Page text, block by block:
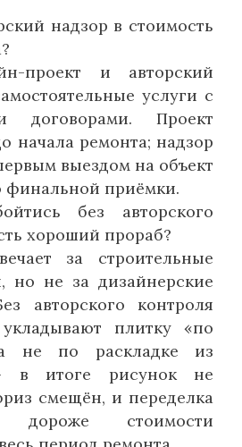
надзор в стоимость
проект и авторский
услуги с
договорами. Проект
начала ремонта; надзор
выездом на объект
финальной приёмки.
без авторского
хороший прораб?
за строительные
но не за дизайнерские
авторского контроля
плитку «по
не по раскладке из
в итоге рисунок не
смещён, и переделка
дороже стоимости